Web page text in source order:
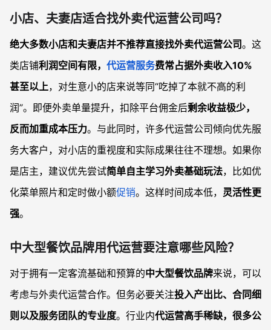
小店、夫妻店适合找外卖代运营公司吗？
绝大多数小店和夫妻店并不推荐直接找外卖代运营公司。这
类店铺利润空间有限， 代运营服务费常占据外卖收入10%
甚至以上，对生意小的店来说等同“吃掉了本就不高的利
润”。即便外卖单量提升，扣除平台佣金后剩余收益极少，
反而加重成本压力。与此同时，许多代运营公司倾向优先服
务大客户，对小店的重视度和实际成果往往不理想。如果你
是店主，建议优先尝试简单自主学习外卖基础玩法，比如优
化菜单照片和定时做小额促销。这样时间成本低， 灵活性更
强。
中大型餐饮品牌用代运营要注意哪些风险？
对于拥有一定客流基础和预算的中大型餐饮品牌来说，可以
考虑与外卖代运营合作。但务必要关注投入产出比、合同细
则以及服务团队的专业度。行业内代运营高手稀缺，很多公